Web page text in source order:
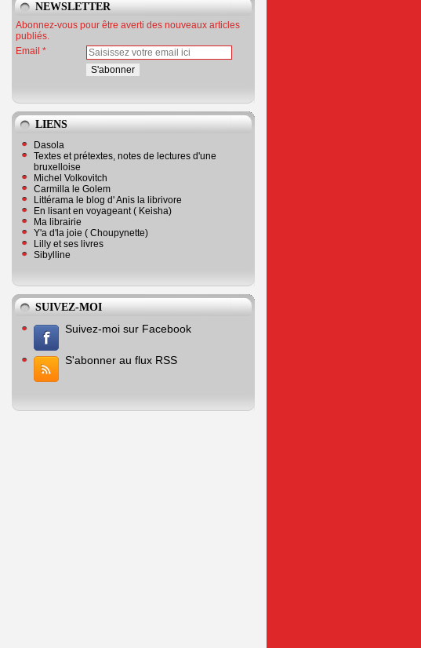
NEWSLETTER
Abonnez-vous pour être averti des nouveaux articles
publiés.
Email
LIENS
Dasola
Textes et prétextes, notes de lectures d'une
bruxelloise
Michel Volkovitch
Carmilla le Golem
Littérama le blog d' Anis la librivore
En lisant en voyageant ( Keisha)
Ma librairie
Y'a d'la joie ( Choupynette)
Lilly et ses livres
Sibylline
SUIVEZ-MOI
Suivez-moi sur Facebook
S'abonner au flux RSS